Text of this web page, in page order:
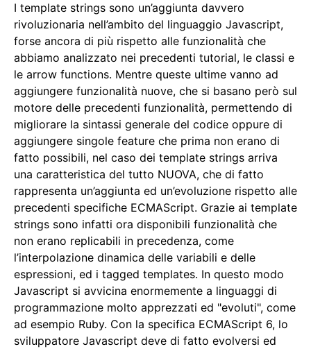
I template strings sono un’aggiunta davvero
rivoluzionaria nell’ambito del linguaggio Javascript,
forse ancora di più rispetto alle funzionalità che
abbiamo analizzato nei precedenti tutorial, le classi e
le arrow functions. Mentre queste ultime vanno ad
aggiungere funzionalità nuove, che si basano però sul
motore delle precedenti funzionalità, permettendo di
migliorare la sintassi generale del codice oppure di
aggiungere singole feature che prima non erano di
fatto possibili, nel caso dei template strings arriva
una caratteristica del tutto NUOVA, che di fatto
rappresenta un’aggiunta ed un’evoluzione rispetto alle
precedenti specifiche ECMAScript. Grazie ai template
strings sono infatti ora disponibili funzionalità che
non erano replicabili in precedenza, come
l’interpolazione dinamica delle variabili e delle
espressioni, ed i tagged templates. In questo modo
Javascript si avvicina enormemente a linguaggi di
programmazione molto apprezzati ed "evoluti", come
ad esempio Ruby. Con la specifica ECMAScript 6, lo
sviluppatore Javascript deve di fatto evolversi ed